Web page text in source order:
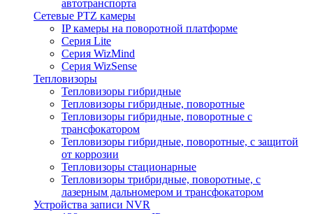
автотранспорта
Сетевые PTZ камеры
IP камеры на поворотной платформе
Серия Lite
Серия WizMind
Серия WizSense
Тепловизоры
Тепловизоры гибридные
Тепловизоры гибридные, поворотные
Тепловизоры гибридные, поворотные с
трансфокатором
Тепловизоры гибридные, поворотные, с защитой
от коррозии
Тепловизоры стационарные
Тепловизоры трибридные, поворотные, с
лазерным дальномером и трансфокатором
Устройства записи NVR